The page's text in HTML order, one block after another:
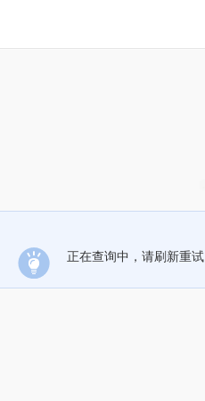
正在查询中，请刷新重试